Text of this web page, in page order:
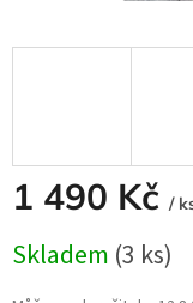
1 490 Kč /
cena:
Skladem (3 ks)